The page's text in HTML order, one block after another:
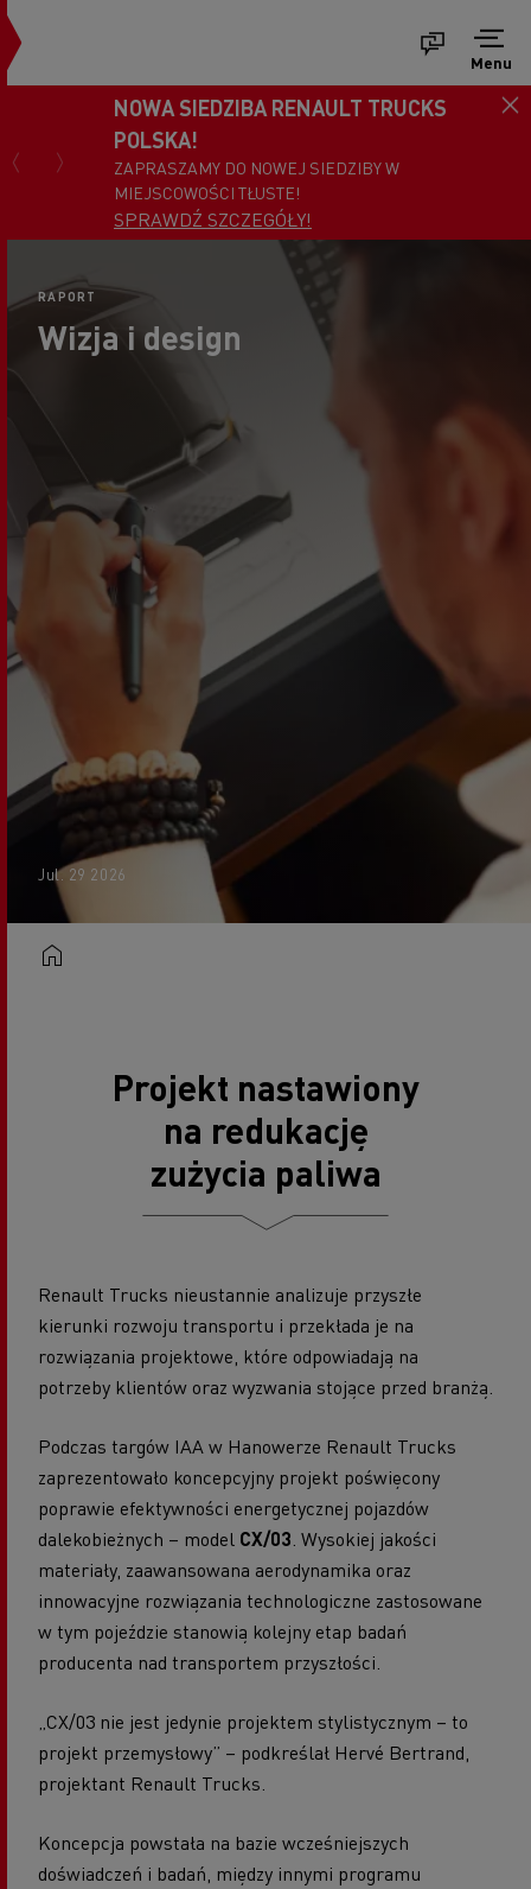
Menu
NOWA SIEDZIBA RENAULT TRUCKS
POLSKA!
ZAPRASZAMY DO NOWEJ SIEDZIBY W
MIEJSCOWOŚCI TŁUSTE!
SPRAWDŹ SZCZEGÓŁY!
RAPORT
Wizja i design
Jul. 29 2026
Projekt nastawiony
na redukację
zużycia paliwa
Renault Trucks nieustannie analizuje przyszłe
kierunki rozwoju transportu i przekłada je na
rozwiązania projektowe, które odpowiadają na
potrzeby klientów oraz wyzwania stojące przed branżą.
Podczas targów IAA w Hanowerze Renault Trucks
zaprezentowało koncepcyjny projekt poświęcony
poprawie efektywności energetycznej pojazdów
dalekobieżnych – model CX/03 . Wysokiej jakości
materiały, zaawansowana aerodynamika oraz
innowacyjne rozwiązania technologiczne zastosowane
w tym pojeździe stanowią kolejny etap badań
producenta nad transportem przyszłości.
„CX/03 nie jest jedynie projektem stylistycznym – to
projekt przemysłowy” – podkreślał Hervé Bertrand,
projektant Renault Trucks.
Koncepcja powstała na bazie wcześniejszych
doświadczeń i badań, między innymi programu